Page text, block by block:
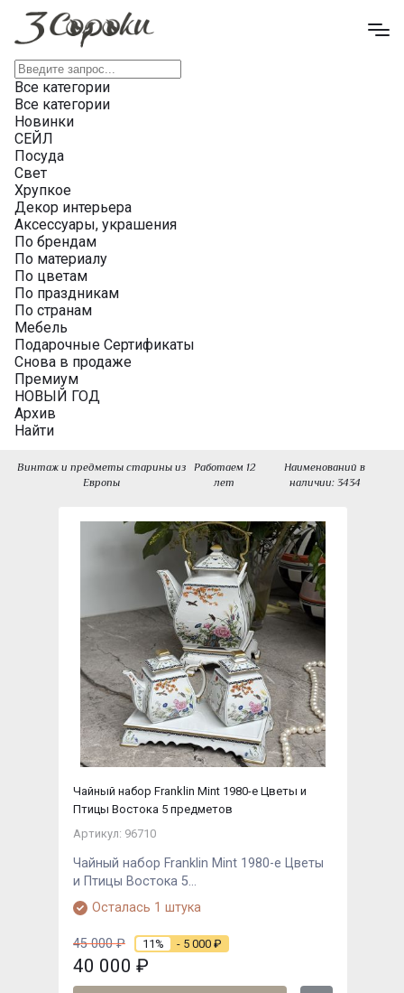
Все категории
Все категории
Новинки
СЕЙЛ
Посуда
Свет
Хрупкое
Декор интерьера
Аксессуары, украшения
По брендам
По материалу
По цветам
По праздникам
По странам
Мебель
Подарочные Сертификаты
Снова в продаже
Премиум
НОВЫЙ ГОД
Архив
Найти
Винтаж и предметы старины из
Европы
Работаем 12
лет
Наименований в
наличии: 3434
Чайный набор Franklin Mint 1980-е Цветы и
Птицы Востока 5 предметов
Артикул: 96710
Чайный набор Franklin Mint 1980-е Цветы
и Птицы Востока 5...
Осталась 1 штука
45 000₽ 11% - 5 000 ₽
40 000 ₽